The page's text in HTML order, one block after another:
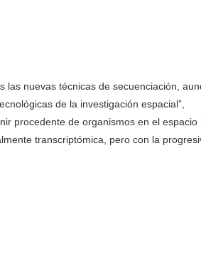
las nuevas técnicas de secuenciación,
de la investigación espacial”,
procedente de organismos en el espacio
transcriptómica, pero con la